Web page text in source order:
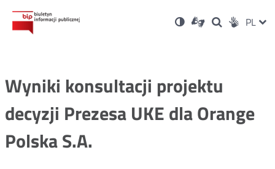
Ustawienia
Wersja
kontrastowa
Dla
niesłyszących
OtwórzOtwórz
w
Otwórz
w
Social PL
Wyniki konsultacji projektu
decyzji Prezesa UKE dla Orange
Polska S.A.